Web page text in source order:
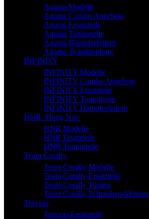
Agama Modelle
Agama Combo Angebote
Agama Ersatzteile
Agama Tuningteile
Agama Dämpferfedern
Agama Teamkleidung
INFINITY
INFINITY Modelle
INFINITY Combo Angebote
INFINITY Ersatzteile
INFINITY Tuningteile
INFINITY Dämpferfedern
HNR -Hong Nor-
HNR Modelle
HNR Ersatzteile
HNR Tuningteile
Team Corally
Team Corally Modelle
Team Corally Ersatzteile
Team Corally Tuning
Team Corally Schrauben-Muttern
Traxxas
Traxxas Ersatzteile